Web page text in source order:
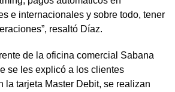
e internacionales y sobre todo, tener
resaltó Díaz.
de la oficina comercial Sabana
se les explicó a los clientes
la tarjeta Master Debit, se realizan